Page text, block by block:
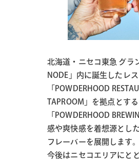
北海道・ニセコ東急 グラ
NODE」内に誕生したレ
「POWDERHOOD
TAPROOM」を拠点とす
「POWDERHOOD
感や爽快感を着想源とし
フレーバーを展開します。
今後はニセコエリアにと